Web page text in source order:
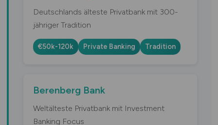
Deutschlands älteste Privatbank mit 300-
jähriger Tradition
€50k-120k Private Banking Tradition
Berenberg Bank
Weltälteste Privatbank mit Investment
Banking Focus